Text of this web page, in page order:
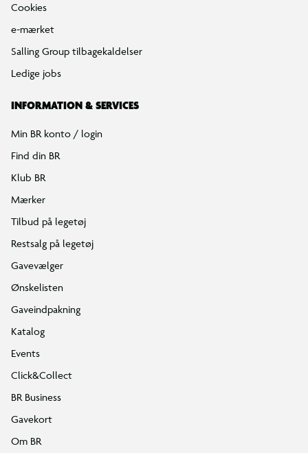
Cookies
e-mærket
Salling Group tilbagekaldelser
Ledige jobs
INFORMATION & SERVICES
Min BR konto / login
Find din BR
Klub BR
Mærker
Tilbud på legetøj
Restsalg på legetøj
Gavevælger
Ønskelisten
Gaveindpakning
Katalog
Events
Click&Collect
BR Business
Gavekort
Om BR